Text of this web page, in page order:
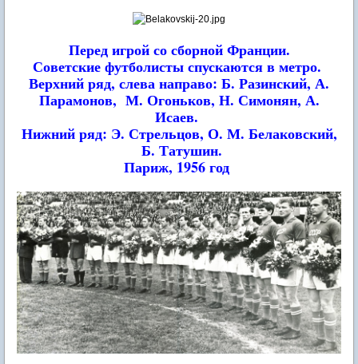
Перед игрой со сборной Франции.
Советские футболисты спускаются в метро.
Верхний ряд, слева направо: Б. Разинский, А.
Парамонов, М. Огоньков, Н. Симонян, А.
Исаев.
Нижний ряд: Э. Стрельцов, О. М. Белаковский,
Б. Татушин.
Париж, 1956 год